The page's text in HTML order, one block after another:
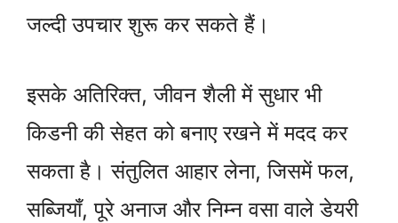
जल्दी उपचार शुरू कर सकते हैं।
इसके अतिरिक्त, जीवन शैली में सुधार भी
किडनी की सेहत को बनाए रखने में मदद कर
सकता है। संतुलित आहार लेना, जिसमें फल,
सब्जियाँ, पूरे अनाज और निम्न वसा वाले डेयरी